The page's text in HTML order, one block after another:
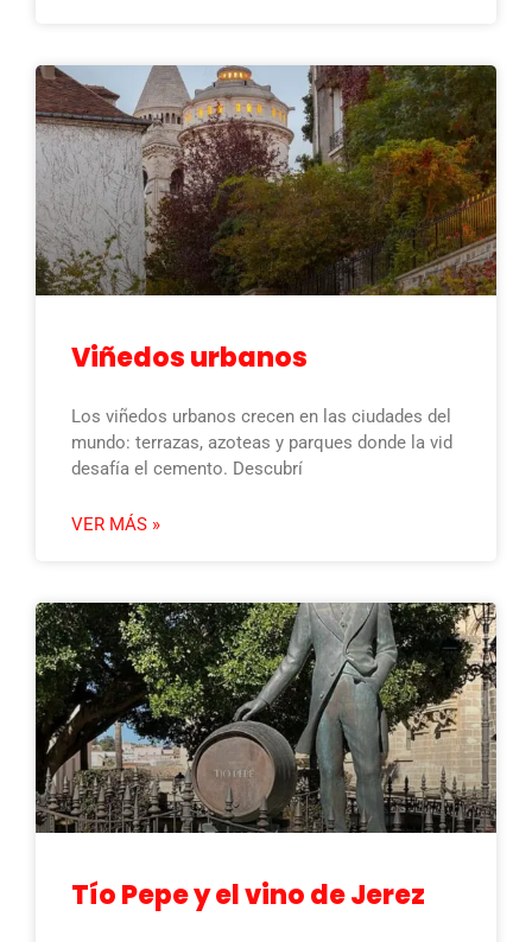
Viñedos urbanos
Los viñedos urbanos crecen en las ciudades del
mundo: terrazas, azoteas y parques donde la vid
desafía el cemento. Descubrí
VER MÁS »
Tío Pepe y el vino de Jerez